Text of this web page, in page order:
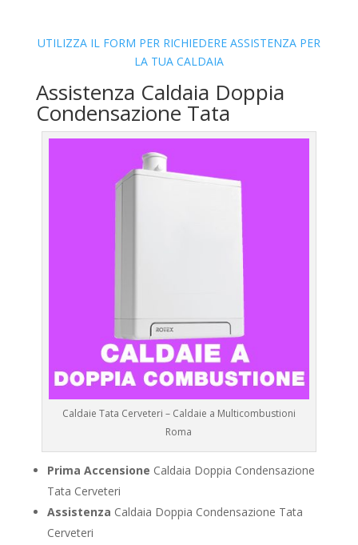
UTILIZZA IL FORM PER RICHIEDERE ASSISTENZA PER
LA TUA CALDAIA
Assistenza Caldaia Doppia
Condensazione Tata
Caldaie Tata Cerveteri – Caldaie a Multicombustioni
Roma
Prima Accensione Caldaia Doppia Condensazione
Tata Cerveteri
Assistenza Caldaia Doppia Condensazione Tata
Cerveteri